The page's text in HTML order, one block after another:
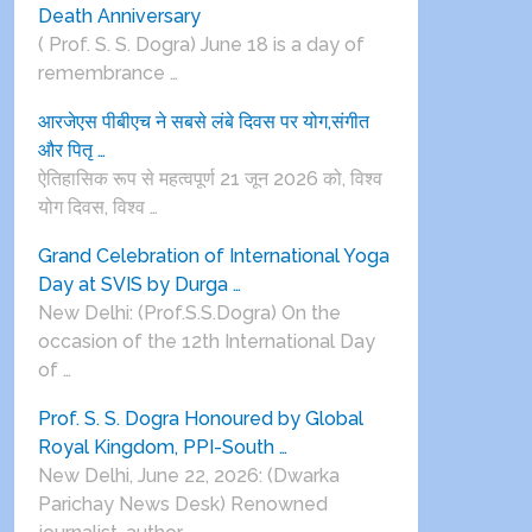
Death Anniversary
( Prof. S. S. Dogra) June 18 is a day of
remembrance …
आरजेएस पीबीएच ने सबसे लंबे दिवस पर योग,संगीत
और पितृ …
ऐतिहासिक रूप से महत्वपूर्ण 21 जून 2026 को, विश्व
योग दिवस, विश्व …
Grand Celebration of International Yoga
Day at SVIS by Durga …
New Delhi: (Prof.S.S.Dogra) On the
occasion of the 12th International Day
of …
Prof. S. S. Dogra Honoured by Global
Royal Kingdom, PPI-South …
New Delhi, June 22, 2026: (Dwarka
Parichay News Desk) Renowned